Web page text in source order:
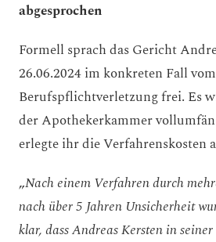
abgesprochen
Formell sprach das Gericht
26.06.2024 im konkreten Fall
Berufspflichtverletzung frei. Es
der Apothekerkammer
erlegte ihr die Verfahrenskosten
„Nach einem Verfahren durch
nach über 5 Jahren Unsicherheit
klar, dass Andreas Kersten in